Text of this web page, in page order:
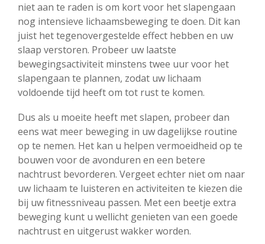
niet aan te raden is om kort voor het slapengaan
nog intensieve lichaamsbeweging te doen. Dit kan
juist het tegenovergestelde effect hebben en uw
slaap verstoren. Probeer uw laatste
bewegingsactiviteit minstens twee uur voor het
slapengaan te plannen, zodat uw lichaam
voldoende tijd heeft om tot rust te komen.
Dus als u moeite heeft met slapen, probeer dan
eens wat meer beweging in uw dagelijkse routine
op te nemen. Het kan u helpen vermoeidheid op te
bouwen voor de avonduren en een betere
nachtrust bevorderen. Vergeet echter niet om naar
uw lichaam te luisteren en activiteiten te kiezen die
bij uw fitnessniveau passen. Met een beetje extra
beweging kunt u wellicht genieten van een goede
nachtrust en uitgerust wakker worden.